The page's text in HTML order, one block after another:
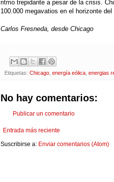
ritmo trepidante a pesar de la crisis.
100.000 megavatios en el horizonte del
Carlos Fresneda, desde Chicago
Etiquetas: Chicago energía eólica energias
No hay comentarios:
Publicar un comentario
Entrada más reciente
Suscribirse a: Enviar comentarios (Atom)